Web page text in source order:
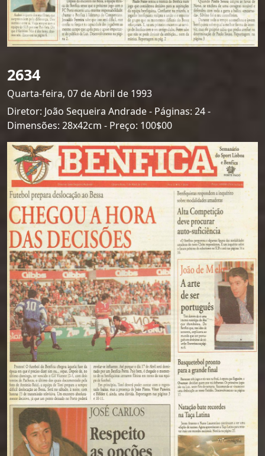
2634
Quarta-feira, 07 de Abril de 1993
Diretor: João Sequeira Andrade - Páginas: 24 -
Dimensões: 28x42cm - Preço: 100$00